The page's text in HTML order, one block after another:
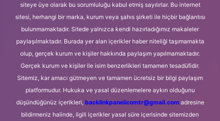
siteye üye olarak bu sorumluluğu kabul etmiş sayılırlar. Bu internet
sitesi, herhangi bir marka, kurum veya şahıs şirketi ile hiçbir bağlantısı
bulunmamaktadır. Sitede yalnızca kendi hazırladığımız makaleler
paylaşılmaktadır. Burada yer alan içerikler haber niteliği taşımamakta
olup, gerçek kurum ve kişiler hakkında paylaşım yapılmamaktadır.
Gerçek kurum ve kişiler ile isim benzerlikleri tamamen tesadüfidir.
Sitemiz, kar amacı gütmeyen ve tamamen ücretsiz bir bilgi paylaşım
platformudur. Hukuka ve yasal düzenlemelere aykırı olduğunu
düşündüğünüz içerikleri, backlinkpanelicomtr@gmail.comadresine
bildirmeniz halinde, ilgili içerikler yasal süre içerisinde sitemizden